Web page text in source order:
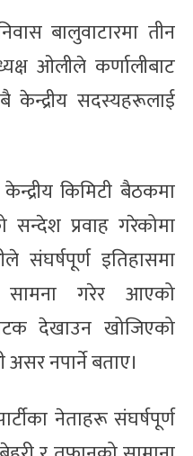
बालुवाटारमा तीन
ओलीले कर्णालीबाट
केन्द्रीय सदस्यहरूलाई
किमिटी बैठकमा
सन्देश प्रवाह गरेकोमा
संघर्षपूर्ण इतिहासमा
सामना गरेर आएको
देखाउन खोजिएको
नपार्ने बताए।
नेताहरू संघर्षपूर्ण